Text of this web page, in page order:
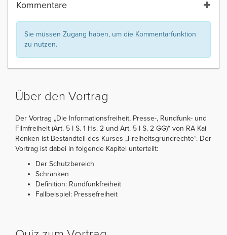
Kommentare
Sie müssen Zugang haben, um die Kommentarfunktion
zu nutzen.
Über den Vortrag
Der Vortrag „Die Informationsfreiheit, Presse-, Rundfunk- und
Filmfreiheit (Art. 5 I S. 1 Hs. 2 und Art. 5 I S. 2 GG)“ von RA Kai
Renken ist Bestandteil des Kurses „Freiheitsgrundrechte“. Der
Vortrag ist dabei in folgende Kapitel unterteilt:
Der Schutzbereich
Schranken
Definition: Rundfunkfreiheit
Fallbeispiel: Pressefreiheit